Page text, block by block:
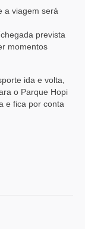
a viagem será
prevista
momentos
ida e volta,
o Parque Hopi
e fica por conta